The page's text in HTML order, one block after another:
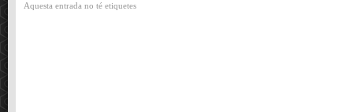
Aquesta entrada no té etiquetes